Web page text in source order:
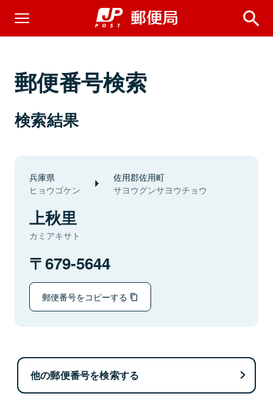
郵便番号検索
検索結果
兵庫県
ヒョウゴケン
佐用郡佐用町
サヨウグンサヨウチョウ
上秋里
カミアキサト
679-5644
郵便番号をコピーする
他の郵便番号を検索する